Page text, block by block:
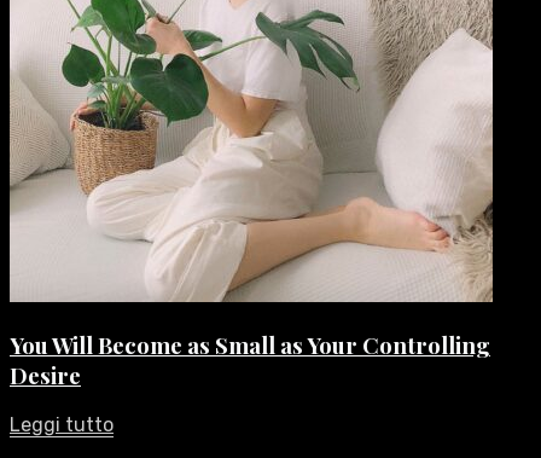
You Will Become as Small as Your Controlling
Desire
Leggi tutto